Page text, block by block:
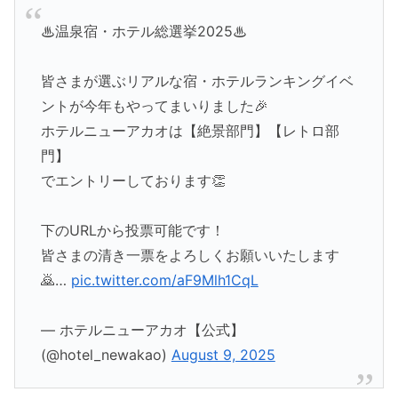
♨温泉宿・ホテル総選挙2025♨
皆さまが選ぶリアルな宿・ホテルランキングイベ
ントが今年もやってまいりました🎉
ホテルニューアカオは【絶景部門】【レトロ部
門】
でエントリーしております👏
下のURLから投票可能です！
皆さまの清き一票をよろしくお願いいたします
🙇… pic.twitter.com/aF9Mlh1CqL
— ホテルニューアカオ【公式】
(@hotel_newakao) August 9, 2025